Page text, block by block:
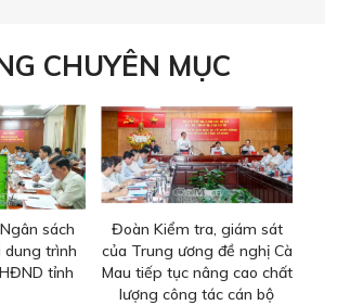
CHUYÊN MỤC
sách
dung trình
tỉnh
Đoàn Kiểm tra, giám sát
của Trung ương đề nghị Cà
Mau tiếp tục nâng cao chất
lượng công tác cán bộ